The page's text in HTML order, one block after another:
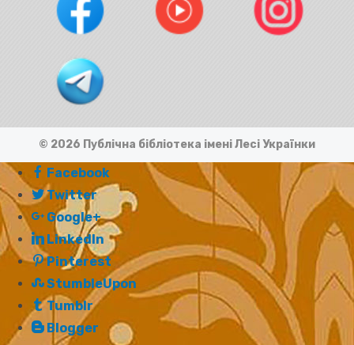
© 2026 Публічна бібліотека імені Лесі Українки
Facebook
Twitter
Google+
LinkedIn
Pinterest
StumbleUpon
Tumblr
Blogger